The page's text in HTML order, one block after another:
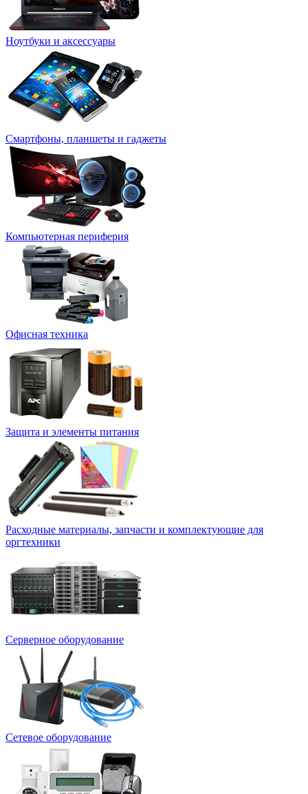
Ноутбуки и аксессуары
Смартфоны, планшеты и гаджеты
Компьютерная периферия
Офисная техника
Защита и элементы питания
Расходные материалы, запчасти и комплектующие для
оргтехники
Серверное оборудование
Сетевое оборудование